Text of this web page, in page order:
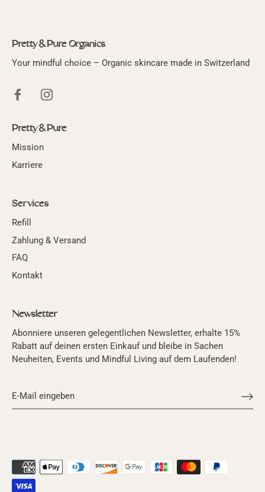
Pretty & Pure Organics
Your mindful choice – Organic skincare made in Switzerland
Pretty & Pure
Mission
Karriere
Services
Refill
Zahlung & Versand
FAQ
Kontakt
Newsletter
Abonniere unseren gelegentlichen Newsletter, erhalte 15%
Rabatt auf deinen ersten Einkauf und bleibe in Sachen
Neuheiten, Events und Mindful Living auf dem Laufenden!